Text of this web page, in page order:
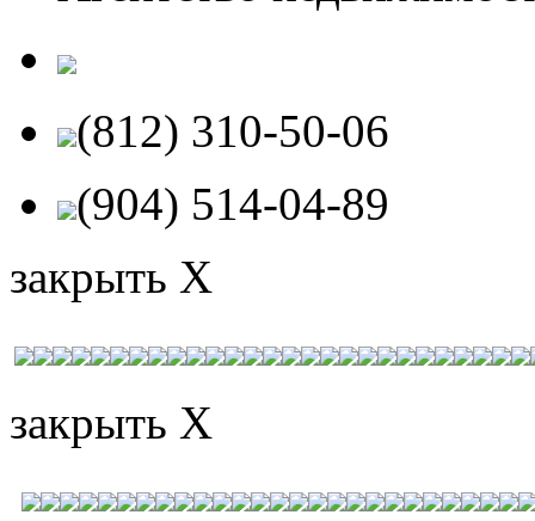
(812) 310-50-06
(904) 514-04-89
закрыть X
закрыть X